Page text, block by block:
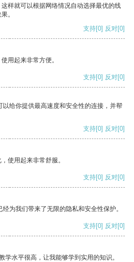
样就可以根据网络情况自动选择最优的线
。
支持[0] 反对[0]
用起来非常方便。
支持[0] 反对[0]
给你提供最高速度和安全性的连接，并帮
支持[0] 反对[0]
使用起来非常舒服。
支持[0] 反对[0]
为我们带来了无限的隐私和安全性保护。
支持[0] 反对[0]
学水平很高，让我能够学到实用的知识。